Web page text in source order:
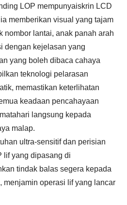
LOP mempunyaiskrin LCD
memberikan visual yang tajam
nombor lantai, anak panah arah
dengan kejelasan yang
yang boleh dibaca cahaya
teknologi pelarasan
memastikan keterlihatan
keadaan pencahayaan
langsung kepada
malap.
ultra-sensitif dan perisian
lif yang dipasang di
tindak balas segera kepada
menjamin operasi lif yang lancar